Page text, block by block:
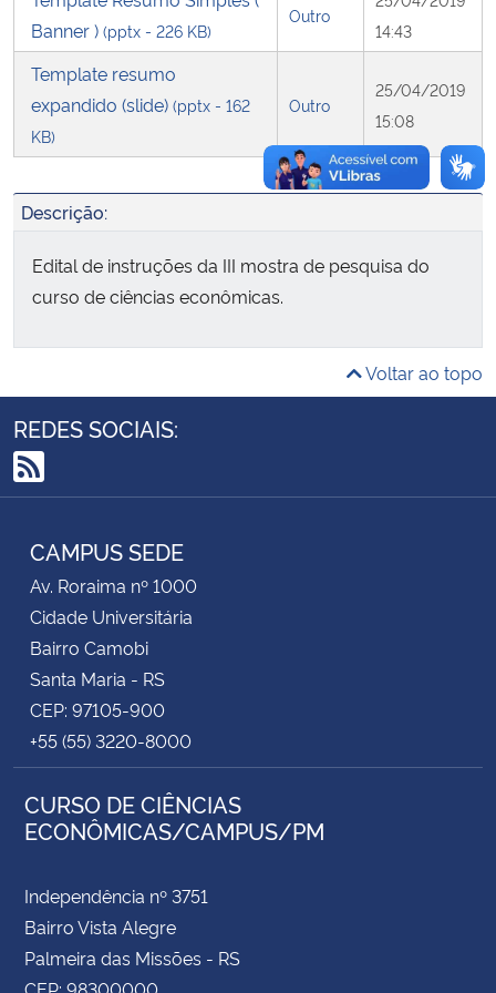
Secretaria-Geral
Secretaria de Governo
Advocacia-Geral da União
Planalto
Banner ) (pptx - 226 KB)
Outro
14:43
Template resumo
expandido (slide) (pptx - 162
KB)
Outro
25/04/2019
15:08
Descrição:
Edital de instruções da III mostra de pesquisa do
curso de ciências econômicas.
Voltar ao topo
REDES SOCIAIS:
RSS
CAMPUS SEDE
Av. Roraima nº 1000
Cidade Universitária
Bairro Camobi
Santa Maria - RS
CEP: 97105-900
+55 (55) 3220-8000
CURSO DE CIÊNCIAS
ECONÔMICAS/CAMPUS/PM
Independência nº 3751
Bairro Vista Alegre
Palmeira das Missões - RS